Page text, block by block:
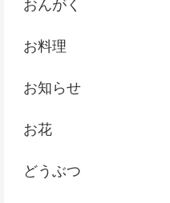
おんがく
お料理
お知らせ
お花
どうぶつ